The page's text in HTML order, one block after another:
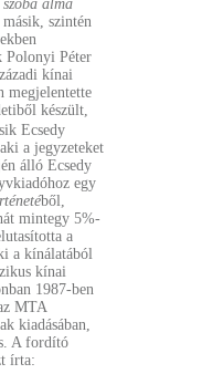
álma
szintén
Péter
kínai
megjelentette
készült,
Ecsedy
a jegyzeteket
álló Ecsedy
egy
ből,
mintegy 5%-
a
a kínálatából
kínai
1987-ben
MTA
kiadásában,
A fordító
írta: